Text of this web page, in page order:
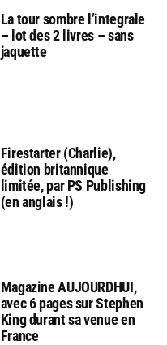
La tour sombre l’integrale
– lot des 2 livres – sans
jaquette
Firestarter (Charlie),
édition britannique
limitée, par PS Publishing
(en anglais !)
Magazine AUJOURDHUI,
avec 6 pages sur Stephen
King durant sa venue en
France